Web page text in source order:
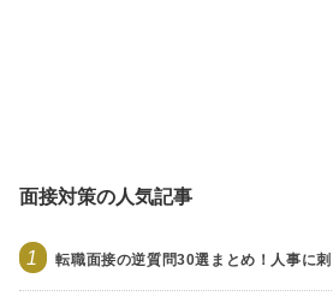
面接対策の人気記事
1 転職面接の逆質問30選まとめ！人事に